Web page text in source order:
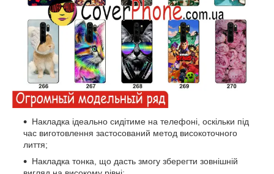
Накладка ідеально сидітиме на телефоні, оскільки під
час виготовлення застосований метод високоточного
лиття;
Накладка тонка, що дасть змогу зберегти зовнішній